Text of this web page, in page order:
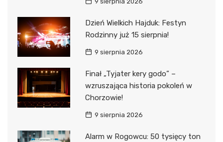
Dzień Wielkich Hajduk: Festyn
Rodzinny już 15 sierpnia!
9 sierpnia 2026
Finał „Tyjater kery godo” –
wzruszająca historia pokoleń w
Chorzowie!
9 sierpnia 2026
Alarm w Rogowcu: 50 tysięcy ton